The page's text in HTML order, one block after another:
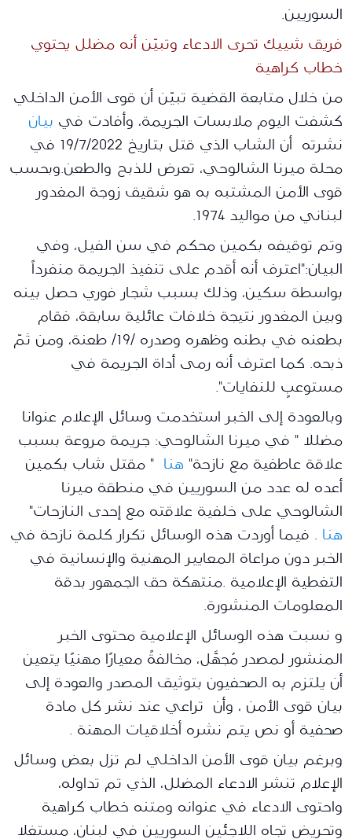
السوريين.
فريق شييك تحرى الادعاء وتبيّن أنه مضلل يحتوي
خطاب كراهية
من خلال متابعة القضية تبيّن أن قوى الأمن الداخلي
كشفت اليوم ملابسات الجريمة، وأفادت في بيان
نشرته أن الشاب الذي قتل بتاريخ 19/7/2022 في
محلة ميرنا الشالوحي، تعرض للذبح والطعن.وبحسب
قوى الأمن المشتبه به هو شقيق زوجة المغدور
لبناني من مواليد 1974.
وتم توقيفه بكمين محكم في سن الفيل، وفي
البيان:"اعترف أنه أقدم على تنفيذ الجريمة منفرداً
بواسطة سكين، وذلك بسبب شجار فوري حصل بينه
وبين المغدور نتيجة خلافات عائلية سابقة، فقام
بطعنه في بطنه وظهره وصدره /19/ طعنة، ومن ثمّ
ذبحه. كما اعترف أنه رمى أداة الجريمة في
مستوعبٍ للنفايات".
وبالعودة إلى الخبر استخدمت وسائل الإعلام عنوانا
مضللا " في ميرنا الشالوحي: جريمة مروعة بسبب
علاقة عاطفية مع نازحة" هنا
" مقتل شاب بكمين
أعده له عدد من السوريين في منطقة ميرنا
الشالوحي على خلفية علاقته مع إحدى النازحات"
هنا . فيما أوردت هذه الوسائل تكرار كلمة نازحة في
الخبر دون مراعاة المعايير المهنية والإنسانية في
التغطية الإعلامية .منتهكة حق الجمهور بدقة
المعلومات المنشورة.
و نسبت هذه الوسائل الإعلامية محتوى الخبر
المنشور لمصدر مُجهَّل، مخالفةً معيارًا مهنيًا يتعين
أن يلتزم به الصحفيون بتوثيق المصدر والعودة إلى
بيان قوى الأمن ، وأن تراعي عند نشر كل مادة
صحفية أو نص يتم نشره أخلاقيات المهنة .
وبرغم بيان قوى الأمن الداخلي لم تزل بعض وسائل
الإعلام تنشر الادعاء المضلل، الذي تم تداوله،
واحتوى الادعاء في عنوانه ومتنه خطاب كراهية
وتحريض تجاه اللاجئين السوريين في لبنان، مستغلا